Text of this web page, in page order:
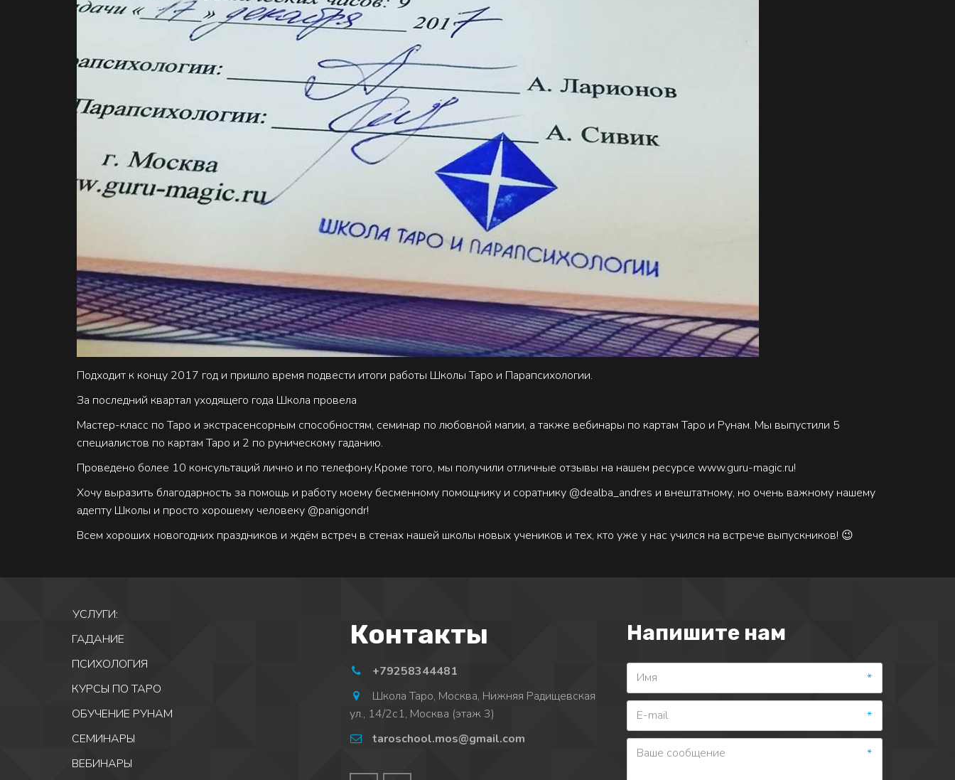
Подходит к концу 2017 год и пришло время подвести итоги работы Школы Таро и Парапсихологии.
За последний квартал уходящего года Школа провела
Мастер-класс по Таро и экстрасенсорным способностям, семинар по любовной магии, а также вебинары по картам Таро и Рунам. Мы выпустили 5
специалистов по картам Таро и 2 по руническому гаданию.
Проведено более 10 консультаций лично и по телефону.Кроме того, мы получили отличные отзывы на нашем ресурсе www.guru-magic.ru!
Хочу выразить благодарность за помощь и работу моему бесменному помощнику и соратнику @dealba_andres и внештатному, но очень важному нашему
адепту Школы и просто хорошему человеку @panigondr!
Всем хороших новогодних праздников и ждём встреч в стенах нашей школы новых учеников и тех, кто уже у нас учился на встрече выпускников! 😉
УСЛУГИ:
ГАДАНИЕ
ПСИХОЛОГИЯ
КУРСЫ ПО ТАРО
ОБУЧЕНИЕ РУНАМ
СЕМИНАРЫ
ВЕБИНАРЫ
Контакты
+79258344481
Школа Таро, Москва, Нижняя Радищевская
ул., 14/2с1, Москва (этаж 3)
taroschool.mos@gmail.com
Напишите нам
*
*
*